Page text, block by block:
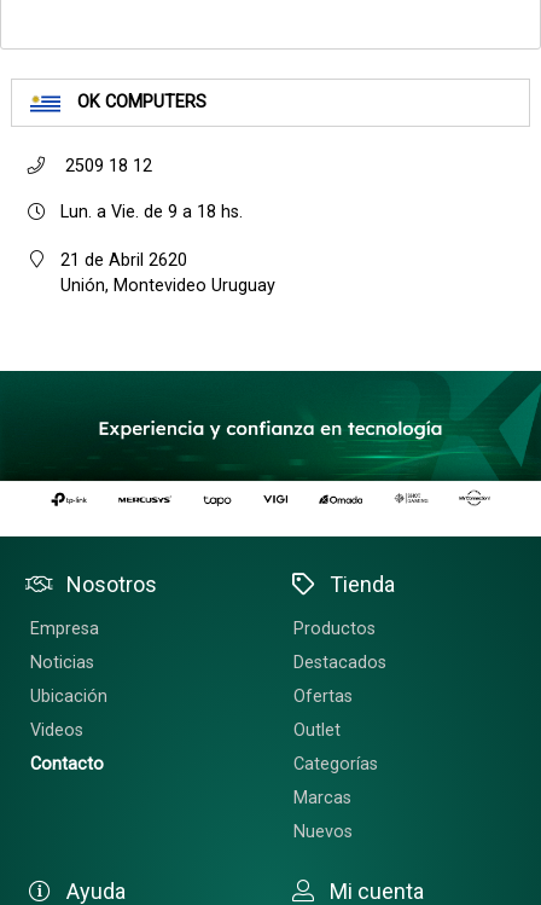
OK COMPUTERS
2509 18 12
Lun. a Vie. de 9 a 18 hs.
21 de Abril 2620
Unión, Montevideo Uruguay
Nosotros
Empresa
Noticias
Ubicación
Videos
Contacto
Tienda
Productos
Destacados
Ofertas
Outlet
Categorías
Marcas
Nuevos
Ayuda Mi cuenta